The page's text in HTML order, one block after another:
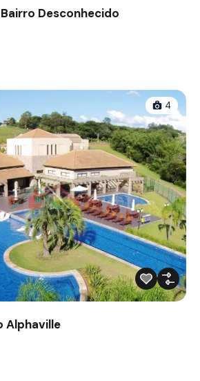
Desconhecido
4
Alphaville